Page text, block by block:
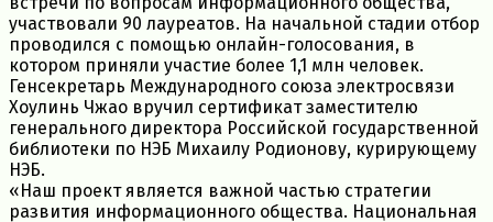
участвовали 90 лауреатов. На начальной стадии отбор
проводился с помощью онлайн-голосования, в
котором приняли участие более 1,1 млн человек.
Генсекретарь Международного союза электросвязи
Хоулинь Чжао вручил сертификат заместителю
генерального директора Российской государственной
библиотеки по НЭБ Михаилу Родионову, курирующему
НЭБ.
«Наш проект является важной частью стратегии
развития информационного общества. Национальная